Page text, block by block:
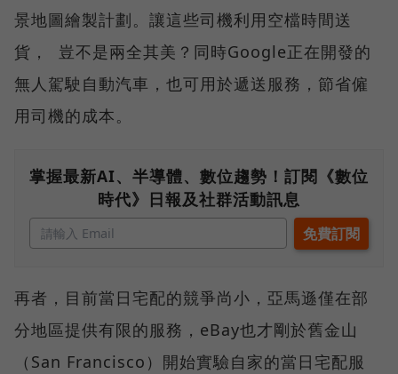
景地圖繪製計劃。讓這些司機利用空檔時間送
貨， 豈不是兩全其美？同時Google正在開發的
無人駕駛自動汽車，也可用於遞送服務，節省僱
用司機的成本。
掌握最新AI、半導體、數位趨勢！訂閱《數位
時代》日報及社群活動訊息
再者，目前當日宅配的競爭尚小，亞馬遜僅在部
分地區提供有限的服務，eBay也才剛於舊金山
（San Francisco）開始實驗自家的當日宅配服